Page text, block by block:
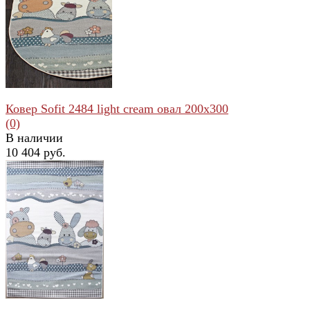
избранное сравнить
избранное сравнить
Ковер Sofit 2484 light cream овал 200x300
(0)
В наличии
10 404 руб.